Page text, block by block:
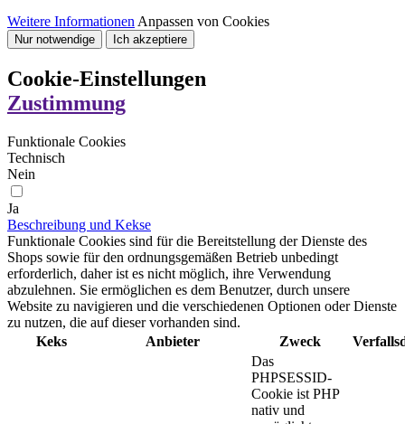
Weitere Informationen Anpassen von Cookies
Nur notwendige Ich akzeptiere
Cookie-Einstellungen
Zustimmung
Funktionale Cookies
Technisch
Nein
Ja
Beschreibung und Kekse
Funktionale Cookies sind für die Bereitstellung der Dienste des
Shops sowie für den ordnungsgemäßen Betrieb unbedingt
erforderlich, daher ist es nicht möglich, ihre Verwendung
abzulehnen. Sie ermöglichen es dem Benutzer, durch unsere
Website zu navigieren und die verschiedenen Optionen oder Dienste
zu nutzen, die auf dieser vorhanden sind.
Keks
Anbieter Zweck
Das
PHPSESSID-
Cookie ist PHP
nativ und